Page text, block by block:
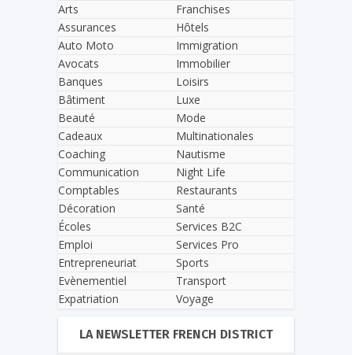
Arts
Assurances
Auto Moto
Avocats
Banques
Bâtiment
Beauté
Cadeaux
Coaching
Communication
Comptables
Décoration
Écoles
Emploi
Entrepreneuriat
Evènementiel
Expatriation
Franchises
Hôtels
Immigration
Immobilier
Loisirs
Luxe
Mode
Multinationales
Nautisme
Night Life
Restaurants
Santé
Services B2C
Services Pro
Sports
Transport
Voyage
LA NEWSLETTER FRENCH DISTRICT